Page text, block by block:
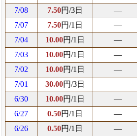
7/08
7.50円/3日
―
7/07
7.50円/1日
―
7/04
10.00円/1日
―
7/03
10.00円/1日
―
7/02
10.00円/1日
―
7/01
30.00円/3日
―
6/30
10.00円/1日
―
6/27
0.50円/1日
―
6/26
0.50円/1日
―